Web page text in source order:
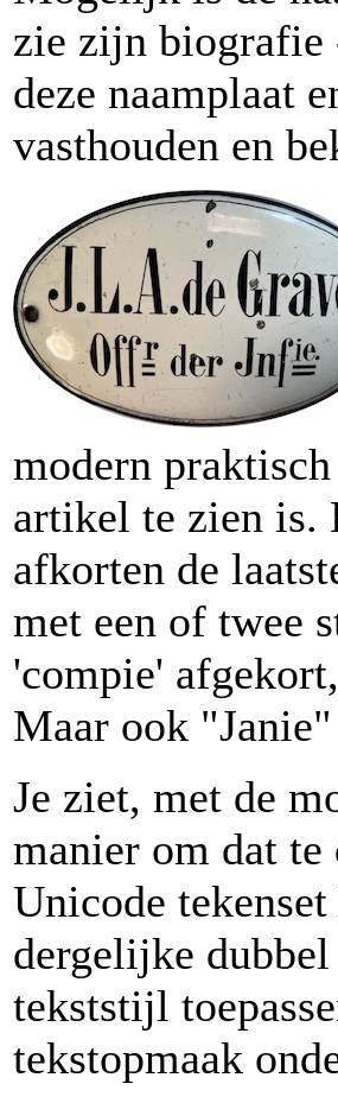
zie zijn biografie
deze naamplaat
vasthouden en
modern
artikel te zien is.
afkorten de
met een of twee
'compie'
Maar ook
Je ziet, met de
manier om dat
Unicode
dergelijke
tekststijl
tekstopmaak